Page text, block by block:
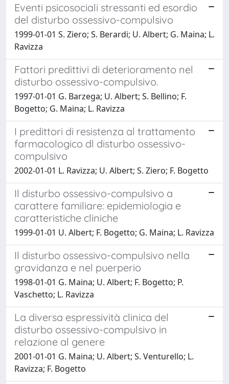
Eventi psicosociali stressanti ed esordio
del disturbo ossessivo-compulsivo
1999-01-01 S. Ziero; S. Berardi; U. Albert; G. Maina; L.
Ravizza
Fattori predittivi di deterioramento nel
disturbo ossessivo-compulsivo.
1997-01-01 G. Barzega; U. Albert; S. Bellino; F.
Bogetto; G. Maina; L. Ravizza
I predittori di resistenza al trattamento
farmacologico dl disturbo ossessivo-
compulsivo
2002-01-01 L. Ravizza; U. Albert; S. Ziero; F. Bogetto
Il disturbo ossessivo-compulsivo a
carattere familiare: epidemiologia e
caratteristiche cliniche
1999-01-01 U. Albert; F. Bogetto; G. Maina; L. Ravizza
Il disturbo ossessivo-compulsivo nella
gravidanza e nel puerperio
1998-01-01 G. Maina; U. Albert; F. Bogetto; P.
Vaschetto; L. Ravizza
La diversa espressività clinica del
disturbo ossessivo-compulsivo in
relazione al genere
2001-01-01 G. Maina; U. Albert; S. Venturello; L.
Ravizza; F. Bogetto